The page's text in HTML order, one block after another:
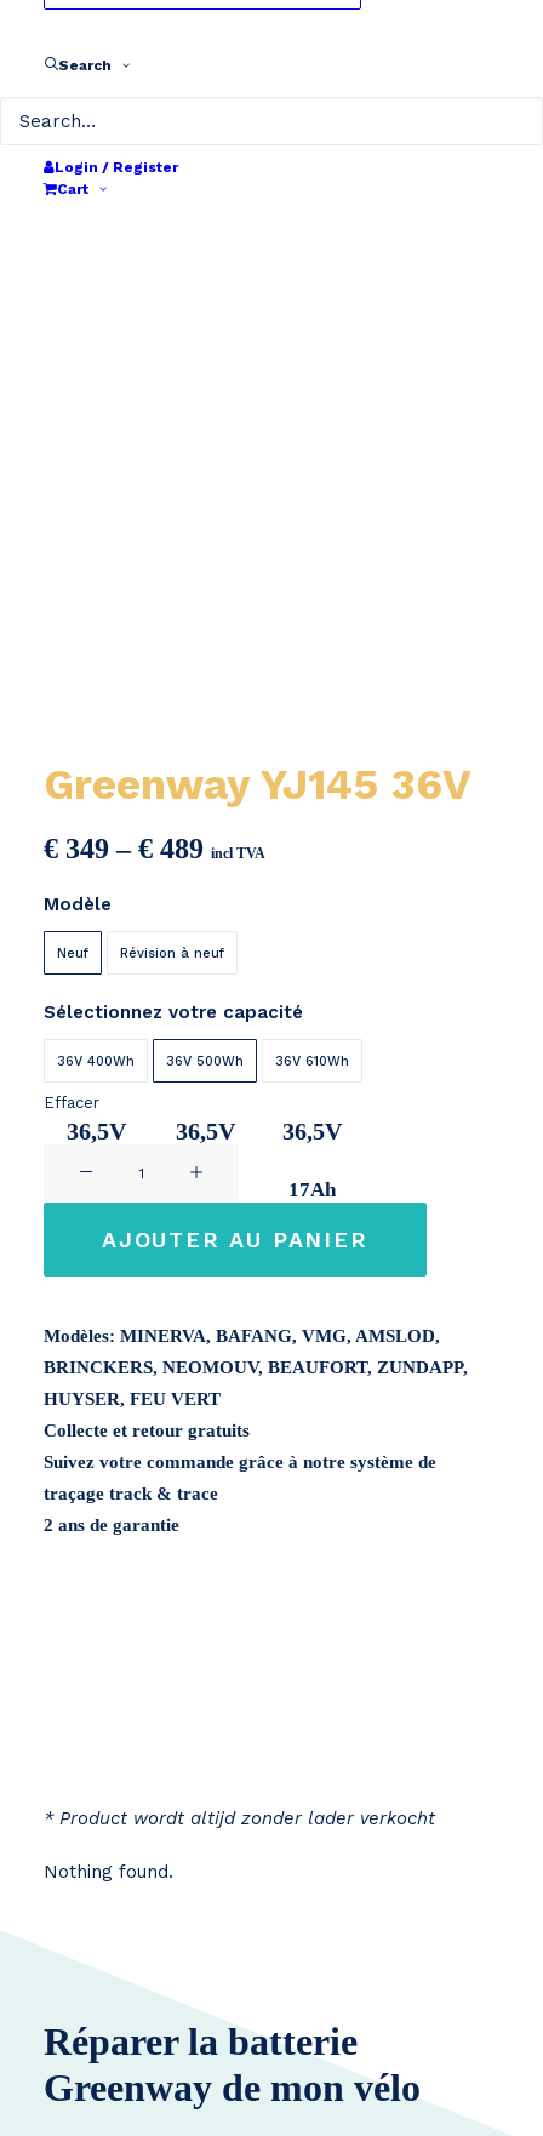
Search
Login / Register
Cart
Greenway YJ145 36V
€ 349 – € 489Price
through
incl TVA
Modèle
Neuf Révision à neuf
Sélectionnez votre capacité
36V 400Wh
36,5V
36V 500Wh
36,5V
36V 610Wh
36,5V
17Ah
Effacer
AJOUTER AU PANIER
Modèles: MINERVA, BAFANG, VMG, AMSLOD,
BRINCKERS, NEOMOUV, BEAUFORT, ZUNDAPP,
HUYSER, FEU VERT
Collecte et retour gratuits
Suivez votre commande grâce à notre système de
traçage track & trace
2 ans de garantie
* Product wordt altijd zonder lader verkocht
Nothing found.
Réparer la batterie
Greenway de mon vélo